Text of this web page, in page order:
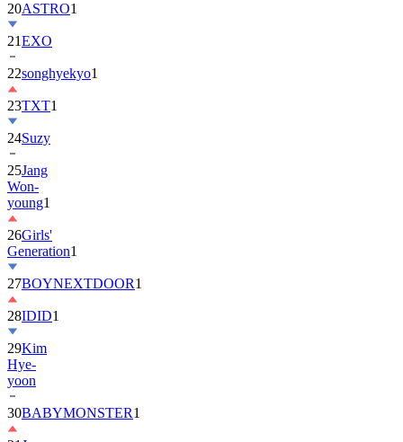
21EXO
22songhyekyo
23TXT1
24Suzy
25Jang
Won-
young1
26Girls'
Generation
27BOYNEXTDOOR
28IDID1
29Kim
Hye-
yoon
30BABYMONSTER
31Jung
Hae-